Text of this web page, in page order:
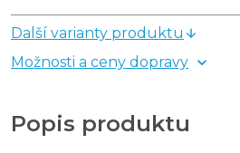
Další varianty produktu
Možnosti a ceny dopravy
Popis produktu